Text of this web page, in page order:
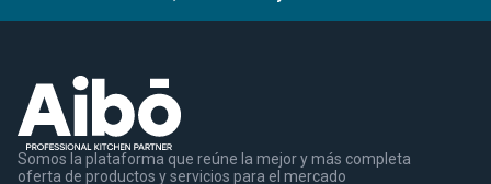
Somos la plataforma que reúne la mejor y más completa
oferta de productos y servicios para el mercado